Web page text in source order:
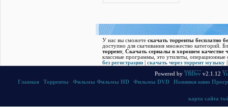
У нас вы сможете скачать торренты бесплатно
доступно для скачивания множество категорий.
торрент, Скачать cериалы в хорошем качестве
классные программы, это утилиты,
без регистрации| скачать через торрент музыку
Powered by TBDev v2.1.12
Главная
Торренты Фильмы Фильмы HD Фильмы DVD Новинки кино
карта сайта